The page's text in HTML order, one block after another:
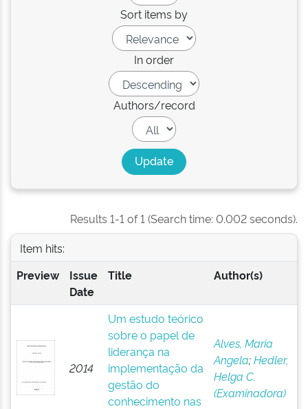
Sort items by
In order
Authors/record
Results 1-1 of 1 (Search time: 0.002 seconds).
Item hits:
Preview
Issue
Date
Title Author(s)
2014
Um estudo teórico
sobre o papel de
liderança na
implementação da
gestão do
conhecimento nas
Alves, Maria
Angela;Hedler,
Helga C.
(Examinadora)